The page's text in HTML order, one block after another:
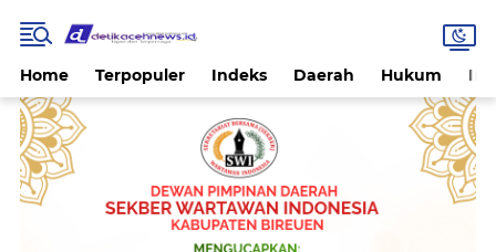
Home Terpopuler Indeks Daerah Hukum